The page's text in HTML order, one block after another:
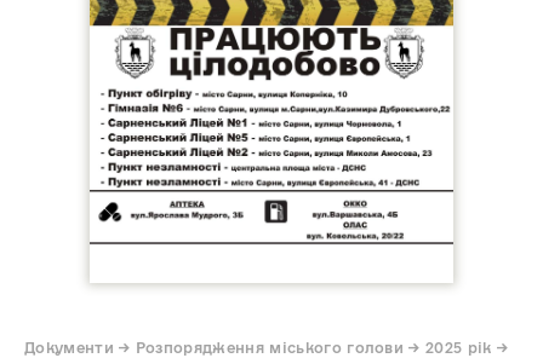
Прес-центр
Документи → Розпорядження міського голови → 2025 рік →